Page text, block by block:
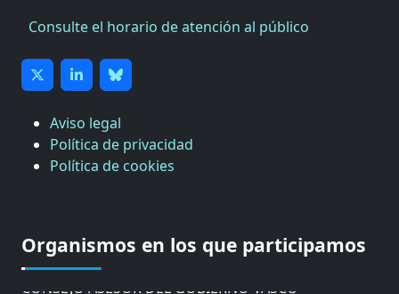
Consulte el horario de atención al público
Aviso legal
Política de privacidad
Política de cookies
Organismos en los que participamos
AYUNTAMIENTO DE DONOSTIA
COMITÉ DE INSPECCION DE GIPUZKOA